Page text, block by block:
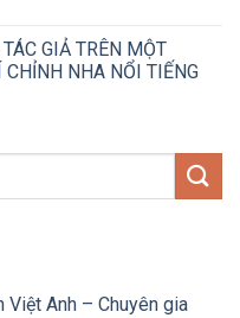
GIẢ TRÊN MỘT
NHA NỔI TIẾNG
Việt Anh – Chuyên gia